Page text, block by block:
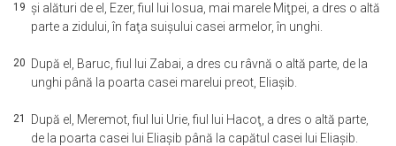
19 şi alături de el, Ezer, fiul lui Iosua, mai marele Miţpei, a dres o altă
parte a zidului, în faţa suişului casei armelor, în unghi.
20 După el, Baruc, fiul lui Zabai, a dres cu râvnă o altă parte, de la
unghi până la poarta casei marelui preot, Eliaşib.
21 După el, Meremot, fiul lui Urie, fiul lui Hacoţ, a dres o altă parte,
de la poarta casei lui Eliaşib până la capătul casei lui Eliaşib.